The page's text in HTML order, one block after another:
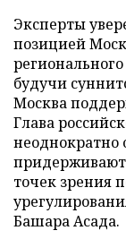
Эксперты
позицией
будучи
Москва
Глава
неоднократно
точек зрения
Башара Асада.